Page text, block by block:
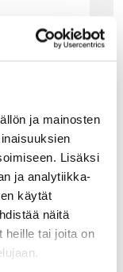
ja mainosten
Lisäksi
ja analytiikka-
käytät
näitä
heille tai joita on